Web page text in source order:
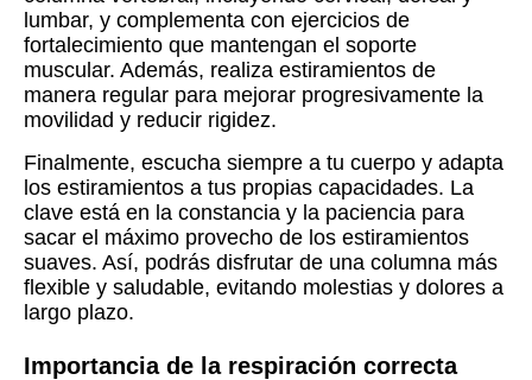
lumbar, y complementa con ejercicios de
fortalecimiento que mantengan el soporte
muscular. Además, realiza estiramientos de
manera regular para mejorar progresivamente la
movilidad y reducir rigidez.
Finalmente, escucha siempre a tu cuerpo y adapta
los estiramientos a tus propias capacidades. La
clave está en la constancia y la paciencia para
sacar el máximo provecho de los estiramientos
suaves. Así, podrás disfrutar de una columna más
flexible y saludable, evitando molestias y dolores a
largo plazo.
Importancia de la respiración correcta